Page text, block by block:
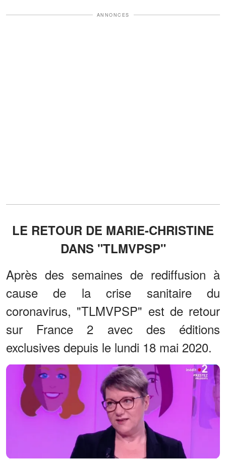
ANNONCES
LE RETOUR DE MARIE-CHRISTINE
DANS "TLMVPSP"
Après des semaines de rediffusion à
cause de la crise sanitaire du
coronavirus, "TLMVPSP" est de retour
sur France 2 avec des éditions
exclusives depuis le lundi 18 mai 2020.